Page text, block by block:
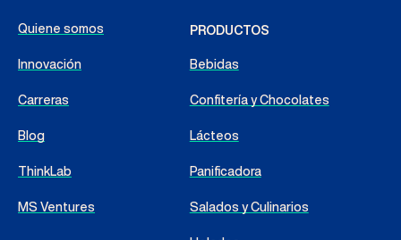
Quiene somos
Innovación
Carreras
Blog
ThinkLab
MS Ventures
PRODUCTOS
Bebidas
Confitería y Chocolates
Lácteos
Panificadora
Salados y Culinarios